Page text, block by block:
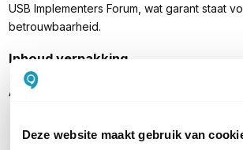
Deze website maakt gebruik van
USB Implementers Forum, wat garant staat
betrouwbaarheid.
Inhoud verpakking
ACT USB-C naar USB-C kabel (AC7452)